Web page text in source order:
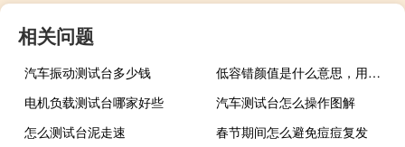
相关问题
汽车振动测试台多少钱
低容错颜值是什么意思，用来形容哪一类人的什么梗
电机负载测试台哪家好些
汽车测试台怎么操作图解
怎么测试台泥走速
春节期间怎么避免痘痘复发